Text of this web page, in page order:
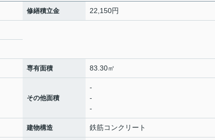
修繕積立金 22,150円
専有面積 83.30㎡
その他面積
-
-
-
建物構造 鉄筋コンクリート